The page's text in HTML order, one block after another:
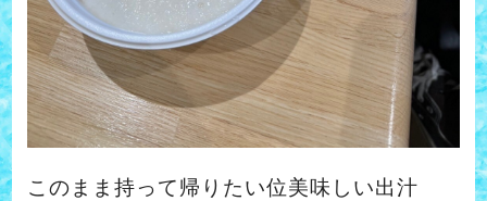
このまま持って帰りたい位美味しい出汁